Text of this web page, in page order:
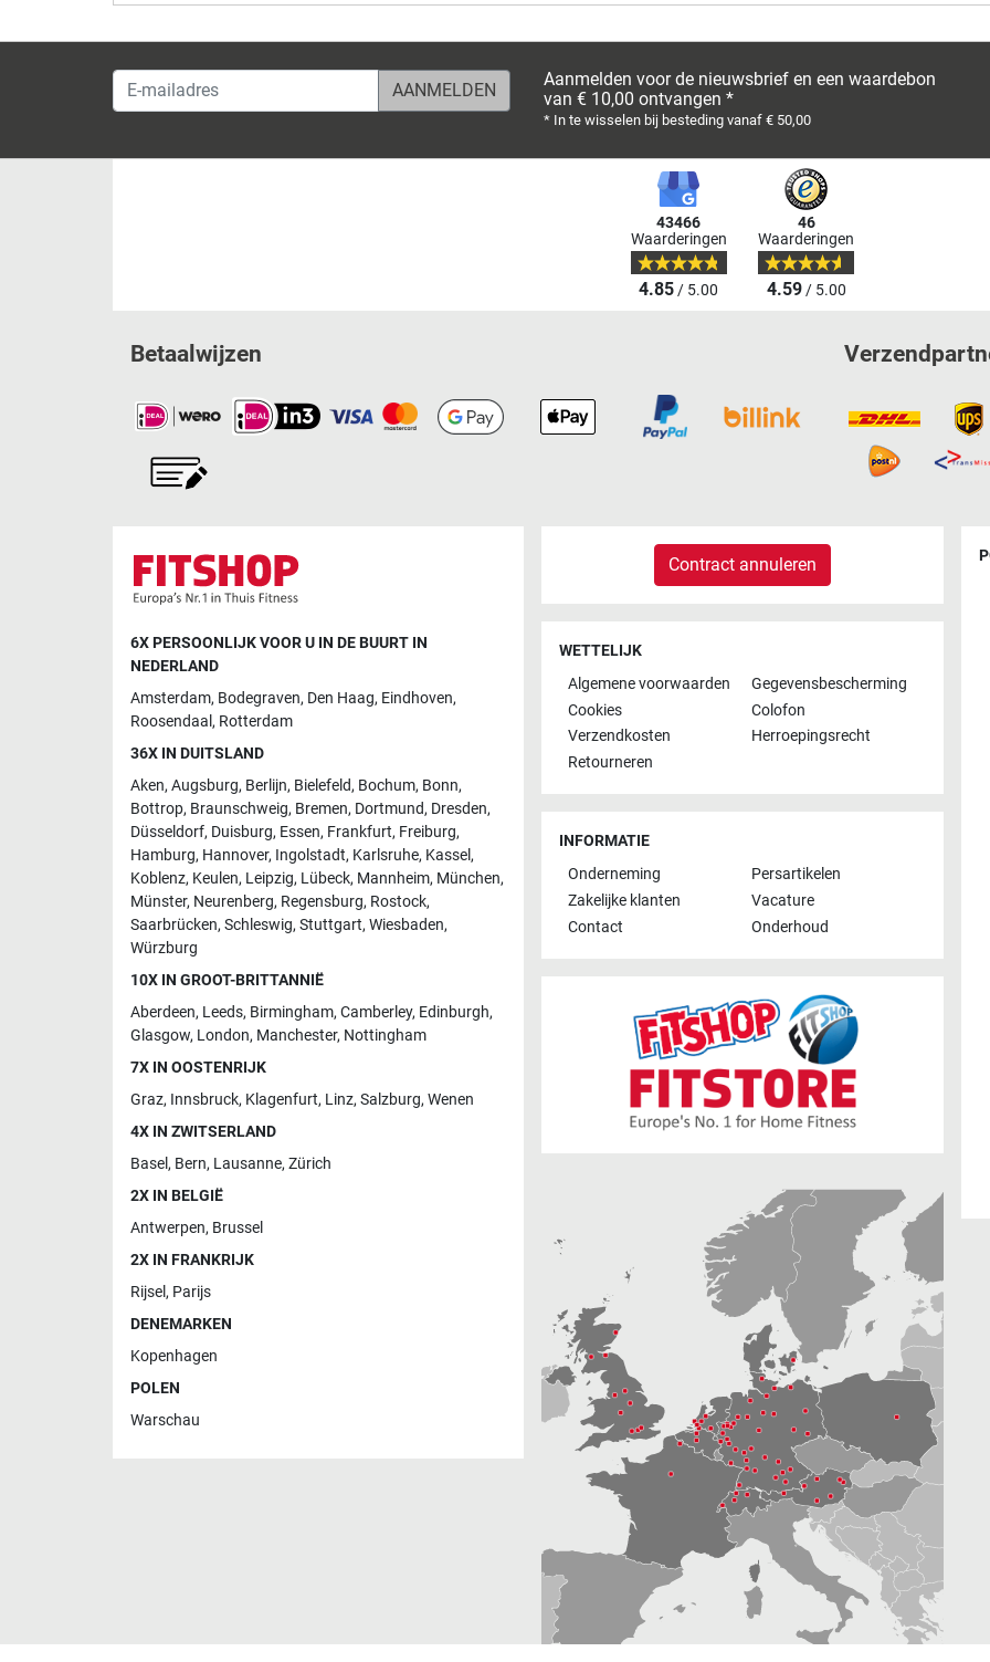
E-mailadres
Aanmelden voor de nieuwsbrief en een waardebon
van € 10,00 ontvangen *
* In te wisselen bij besteding vanaf € 50,00
43466
Waarderingen
4.85/ 5.00
46
Waarderingen
4.59/ 5.00
Betaalwijzen
6X PERSOONLIJK VOOR U IN DE BUURT IN
NEDERLAND
Amsterdam, Bodegraven, Den Haag, Eindhoven,
Roosendaal , Rotterdam
36X IN DUITSLAND
Aken, Augsburg, Berlijn, Bielefeld, Bochum, Bonn,
Bottrop, Braunschweig, Bremen, Dortmund, Dresden,
Düsseldorf, Duisburg, Essen, Frankfurt, Freiburg,
Hamburg, Hannover, Ingolstadt, Karlsruhe, Kassel,
Koblenz, Keulen, Leipzig, Lübeck, Mannheim, München,
Münster, Neurenberg, Regensburg, Rostock,
Saarbrücken, Schleswig, Stuttgart, Wiesbaden,
Würzburg
10X IN GROOT-BRITTANNIË
Aberdeen, Leeds, Birmingham, Camberley, Edinburgh,
Glasgow, London, Manchester, Nottingham
7X IN OOSTENRIJK
Graz, Innsbruck, Klagenfurt, Linz, Salzburg, Wenen
4X IN ZWITSERLAND
Basel, Bern, Lausanne, Zürich
2X IN BELGIË
Antwerpen, Brussel
2X IN FRANKRIJK
Rijsel, Parijs
DENEMARKEN
Kopenhagen
POLEN
Warschau
Contract annuleren
WETTELIJK
Algemene voorwaarden
Gegevensbescherming
Cookies
Colofon
Verzendkosten
Herroepingsrecht
Retourneren
INFORMATIE
Onderneming
Persartikelen
Zakelijke klanten
Vacature
Contact
Onderhoud